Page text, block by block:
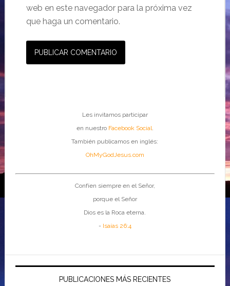
web en este navegador para la próxima vez
que haga un comentario.
Les invitamos participar
en nuestro Facebook Social.
También publicamos en inglés:
OhMyGodJesus.com
Confíen siempre en el Señor,
porque el Señor
Dios es la Roca eterna.
- Isaías 26:4
PUBLICACIONES MÁS RECIENTES